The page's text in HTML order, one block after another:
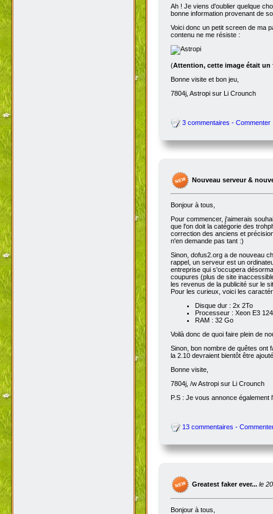
Ah ! Je viens d'oublier quelque
bonne information provenant de
Voici donc un petit screen de ma
contenu ne me résiste :
(Attention, cette image était un
Bonne visite et bon jeu,
7804j, Astropi sur Li Crounch
3 commentaires - Commenter
Nouveau serveur &
Bonjour à tous,
Pour commencer, j'aimerais
que l'on doit la catégorie des
correction des anciens et
n'en demande pas tant :)
Sinon, dofus2.org a de nouveau
rappel, un serveur est un
entreprise qui s'occupera
coupures (plus de site
les revenus de la publicité sur le
Pour les curieux, voici les
Disque dur : 2x 2To
Processeur : Xeon E3
RAM : 32 Go
Voilà donc de quoi faire plein de
Sinon, bon nombre de quêtes ont
la 2.10 devraient bientôt être
Bonne visite,
7804j, /w Astropi sur Li Crounch
P.S : Je vous annonce
13 commentaires -
Greatest faker ever... le
Bonjour à tous,